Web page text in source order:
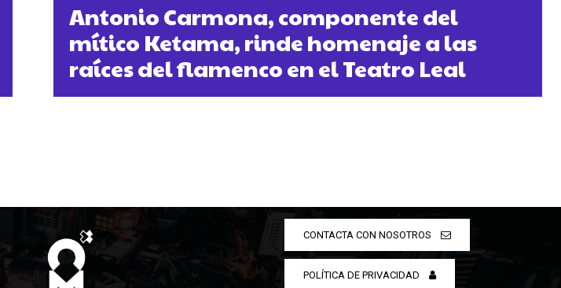
Antonio Carmona, componente del
mítico Ketama, rinde homenaje a las
raíces del flamenco en el Teatro Leal
CONTACTA CON NOSOTROS
POLÍTICA DE PRIVACIDAD